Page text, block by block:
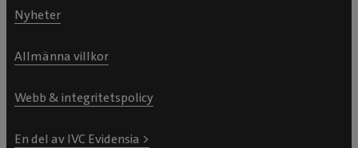
Nyheter
Allmänna villkor
Webb & integritetspolicy
En del av IVC Evidensia >